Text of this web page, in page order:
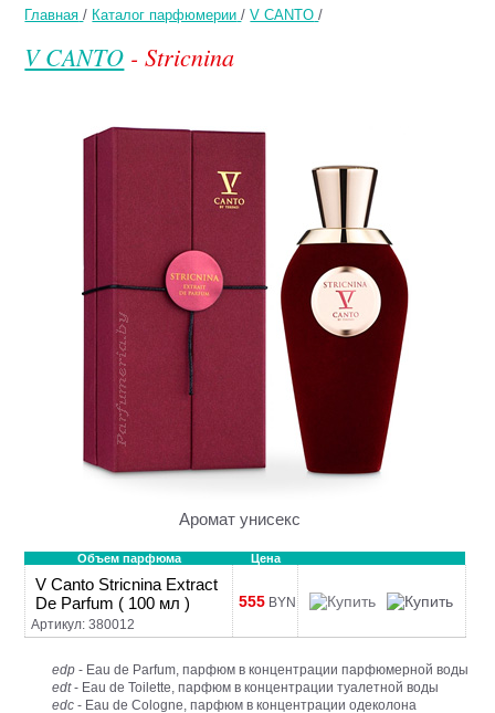
Главная / Каталог парфюмерии /V CANTO /
V CANTO - Stricnina
Аромат унисекс
Объем парфюма Цена
V Canto Stricnina Extract
De Parfum ( 100 мл )
Артикул: 380012
555 BYN
edp - Eau de Parfum, парфюм в концентрации парфюмерной воды
edt- Eau de Toilette, парфюм в концентрации туалетной воды
edc - Eau de Cologne, парфюм в концентрации одеколона